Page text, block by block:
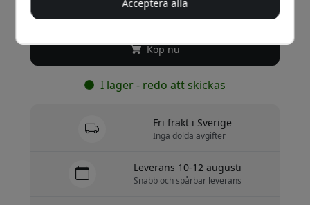
599 SEK
Köp nu
I lager - redo att skickas
Fri frakt i Sverige
Inga dolda avgifter
Leverans 10-12 augusti
Snabb och spårbar leverans
Acceptera alla